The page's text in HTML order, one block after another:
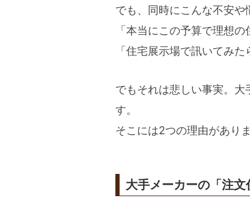
でも、同時にこんな不安や
「本当にこの予算で理想
「住宅展示場で訊いてみ
でもそれは悲しい事実。
す。
そこには2つの理由がありま
大手メーカーの「注